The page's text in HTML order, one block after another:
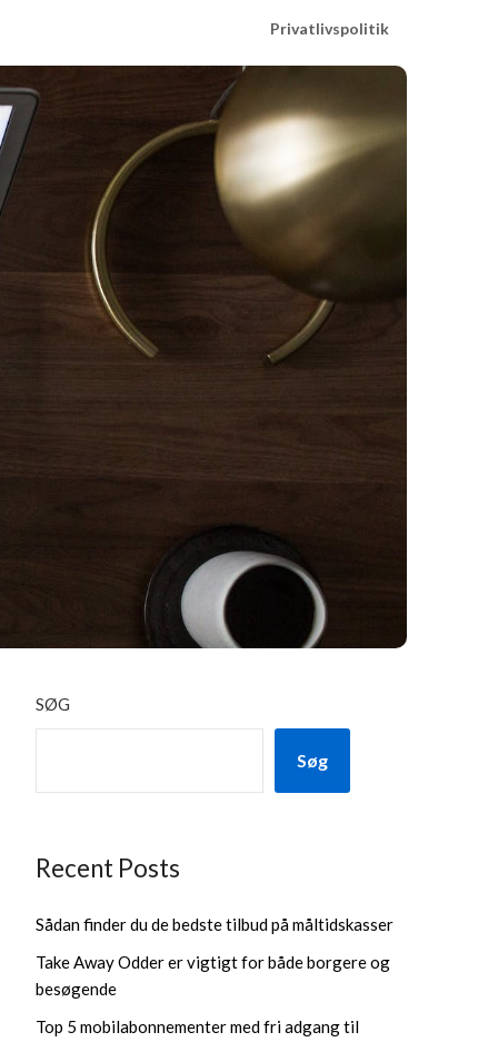
Privatlivspolitik
SØG
Søg
Recent Posts
Sådan finder du de bedste tilbud på måltidskasser
Take Away Odder er vigtigt for både borgere og
besøgende
Top 5 mobilabonnementer med fri adgang til